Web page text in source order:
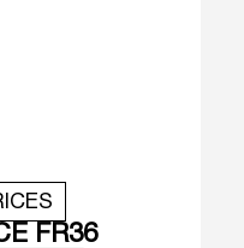
FR36